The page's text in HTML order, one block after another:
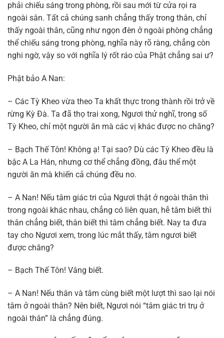
phải chiếu sáng trong phòng, rồi sau mới từ cửa rọi ra
ngoài sân. Tất cả chúng sanh chẳng thấy trong thân, chỉ
thấy ngoài thân, cũng như ngọn đèn ở ngoài phòng chẳng
thể chiếu sáng trong phòng, nghĩa này rõ ràng, chẳng còn
nghi ngờ, vậy so với nghĩa lý rốt ráo của Phật chẳng sai ư?
Phật bảo A Nan:
– Các Tỳ Kheo vừa theo Ta khất thực trong thành rồi trở về
rừng Kỳ Đà. Ta đã thọ trai xong, Ngươi thử nghĩ, trong số
Tỳ Kheo, chỉ một người ăn mà các vị khác được no chăng?
– Bạch Thế Tôn! Không ạ! Tại sao? Dù các Tỳ Kheo đều là
bậc A La Hán, nhưng cơ thể chẳng đồng, đâu thể một
người ăn mà khiến cả chúng đều no.
– A Nan! Nếu tâm giác tri của Ngươi thật ở ngoài thân thì
trong ngoài khác nhau, chẳng có liên quan, hễ tâm biết thì
thân chẳng biết, thân biết thì tâm chẳng biết. Nay ta đưa
tay cho Ngươi xem, trong lúc mắt thấy, tâm ngươi biết
được chăng?
– Bạch Thế Tôn! Vâng biết.
– A Nan! Nếu thân và tâm cùng biết một lượt thì sao lại nói
tâm ở ngoài thân? Nên biết, Ngươi nói “tâm giác tri trụ ở
ngoài thân” là chẳng đúng.